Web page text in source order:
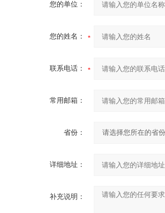
您的单位：
您的姓名：
联系电话：
常用邮箱：
省份：
详细地址：
补充说明：